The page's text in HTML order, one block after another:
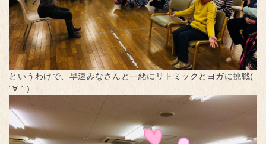
というわけで、早速みなさんと一緒にリトミックとヨガに挑戦(
´∀｀)